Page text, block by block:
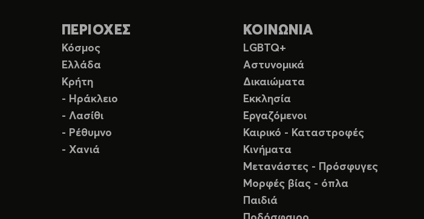
ΠΕΡΙΟΧΕΣ
Κόσμος
Ελλάδα
Κρήτη
- Ηράκλειο
- Λασίθι
- Ρέθυμνο
- Χανιά
ΚΟΙΝΩΝΙΑ
LGBTQ+
Αστυνομικά
Δικαιώματα
Εκκλησία
Εργαζόμενοι
Καιρικό - Καταστροφές
Κινήματα
Μετανάστες - Πρόσφυγες
Μορφές βίας - όπλα
Παιδιά